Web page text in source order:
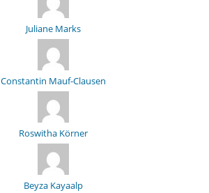
Juliane Marks
Constantin Mauf-Clausen
Roswitha Körner
Beyza Kayaalp